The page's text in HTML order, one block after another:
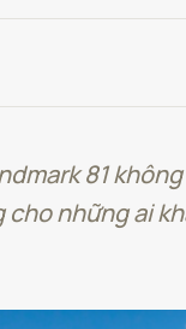
81
những ai